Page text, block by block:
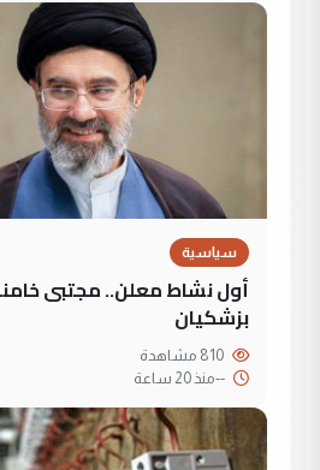
سياسية
أول نشاط معلن.. مجتبى
بزشكيان
--منذ 20 ساعة